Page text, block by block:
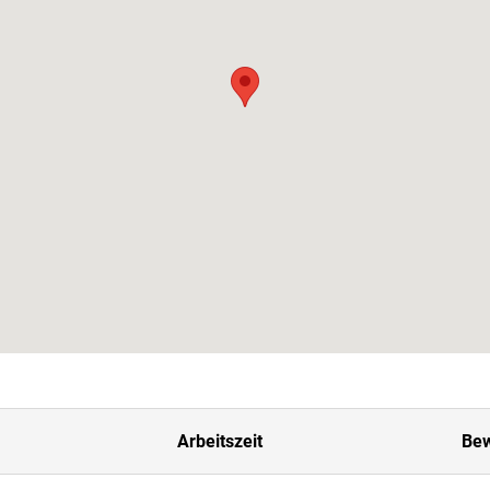
Arbeitszeit